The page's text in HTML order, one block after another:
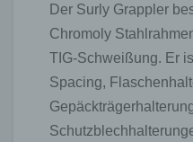
Der Surly Grappler
Chromoly
TIG-Schweißung. Er
Spacing,